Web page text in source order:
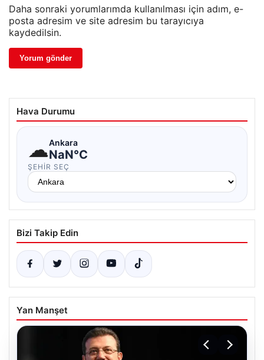
Daha sonraki yorumlarımda kullanılması için adım, e-
posta adresim ve site adresim bu tarayıcıya
kaydedilsin.
Hava Durumu
☁Ankara
NaN°C
ŞEHIR SEÇ
Bizi Takip Edin
Yan Manşet